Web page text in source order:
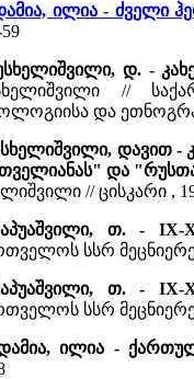
ილია - ძველი
დ. -
//
და
დავით -
და
// ცისკარი ,
თ. - IX-
სსრ
თ. - IX-
სსრ
ილია -